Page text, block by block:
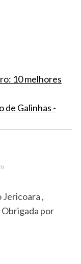
10 melhores
de Galinhas -
Jericoara ,
por